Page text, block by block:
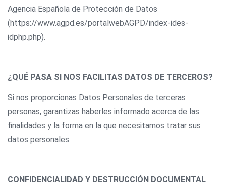
Agencia Española de Protección de Datos
(https://www.agpd.es/portalwebAGPD/index-ides-
idphp.php).
¿QUÉ PASA SI NOS FACILITAS DATOS DE TERCEROS?
Si nos proporcionas Datos Personales de terceras
personas, garantizas haberles informado acerca de las
finalidades y la forma en la que necesitamos tratar sus
datos personales.
CONFIDENCIALIDAD Y DESTRUCCIÓN DOCUMENTAL